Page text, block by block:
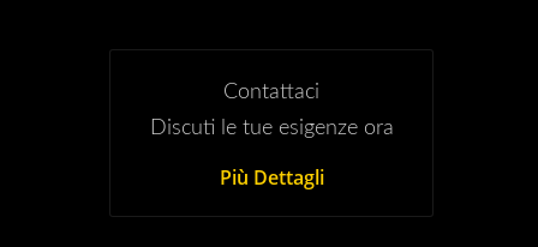
Contattaci
Discuti le tue esigenze ora
Più Dettagli